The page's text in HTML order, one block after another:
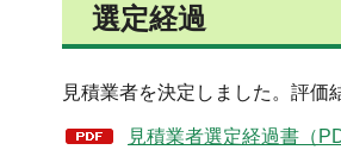
選定経過
見積業者を決定しました。評価
見積業者選定経過書（